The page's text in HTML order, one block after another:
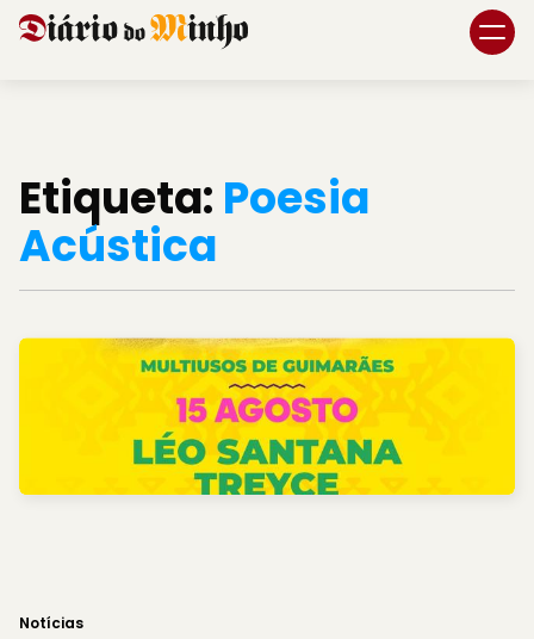
Etiqueta: Poesia
Acústica
Notícias